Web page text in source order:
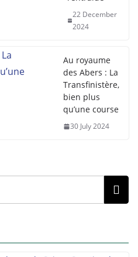
22 December
2024
Au royaume
des Abers : La
Transfinistère,
bien plus
qu’une course
30 July 2024